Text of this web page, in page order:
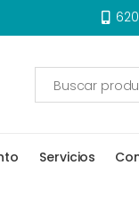
Servicios